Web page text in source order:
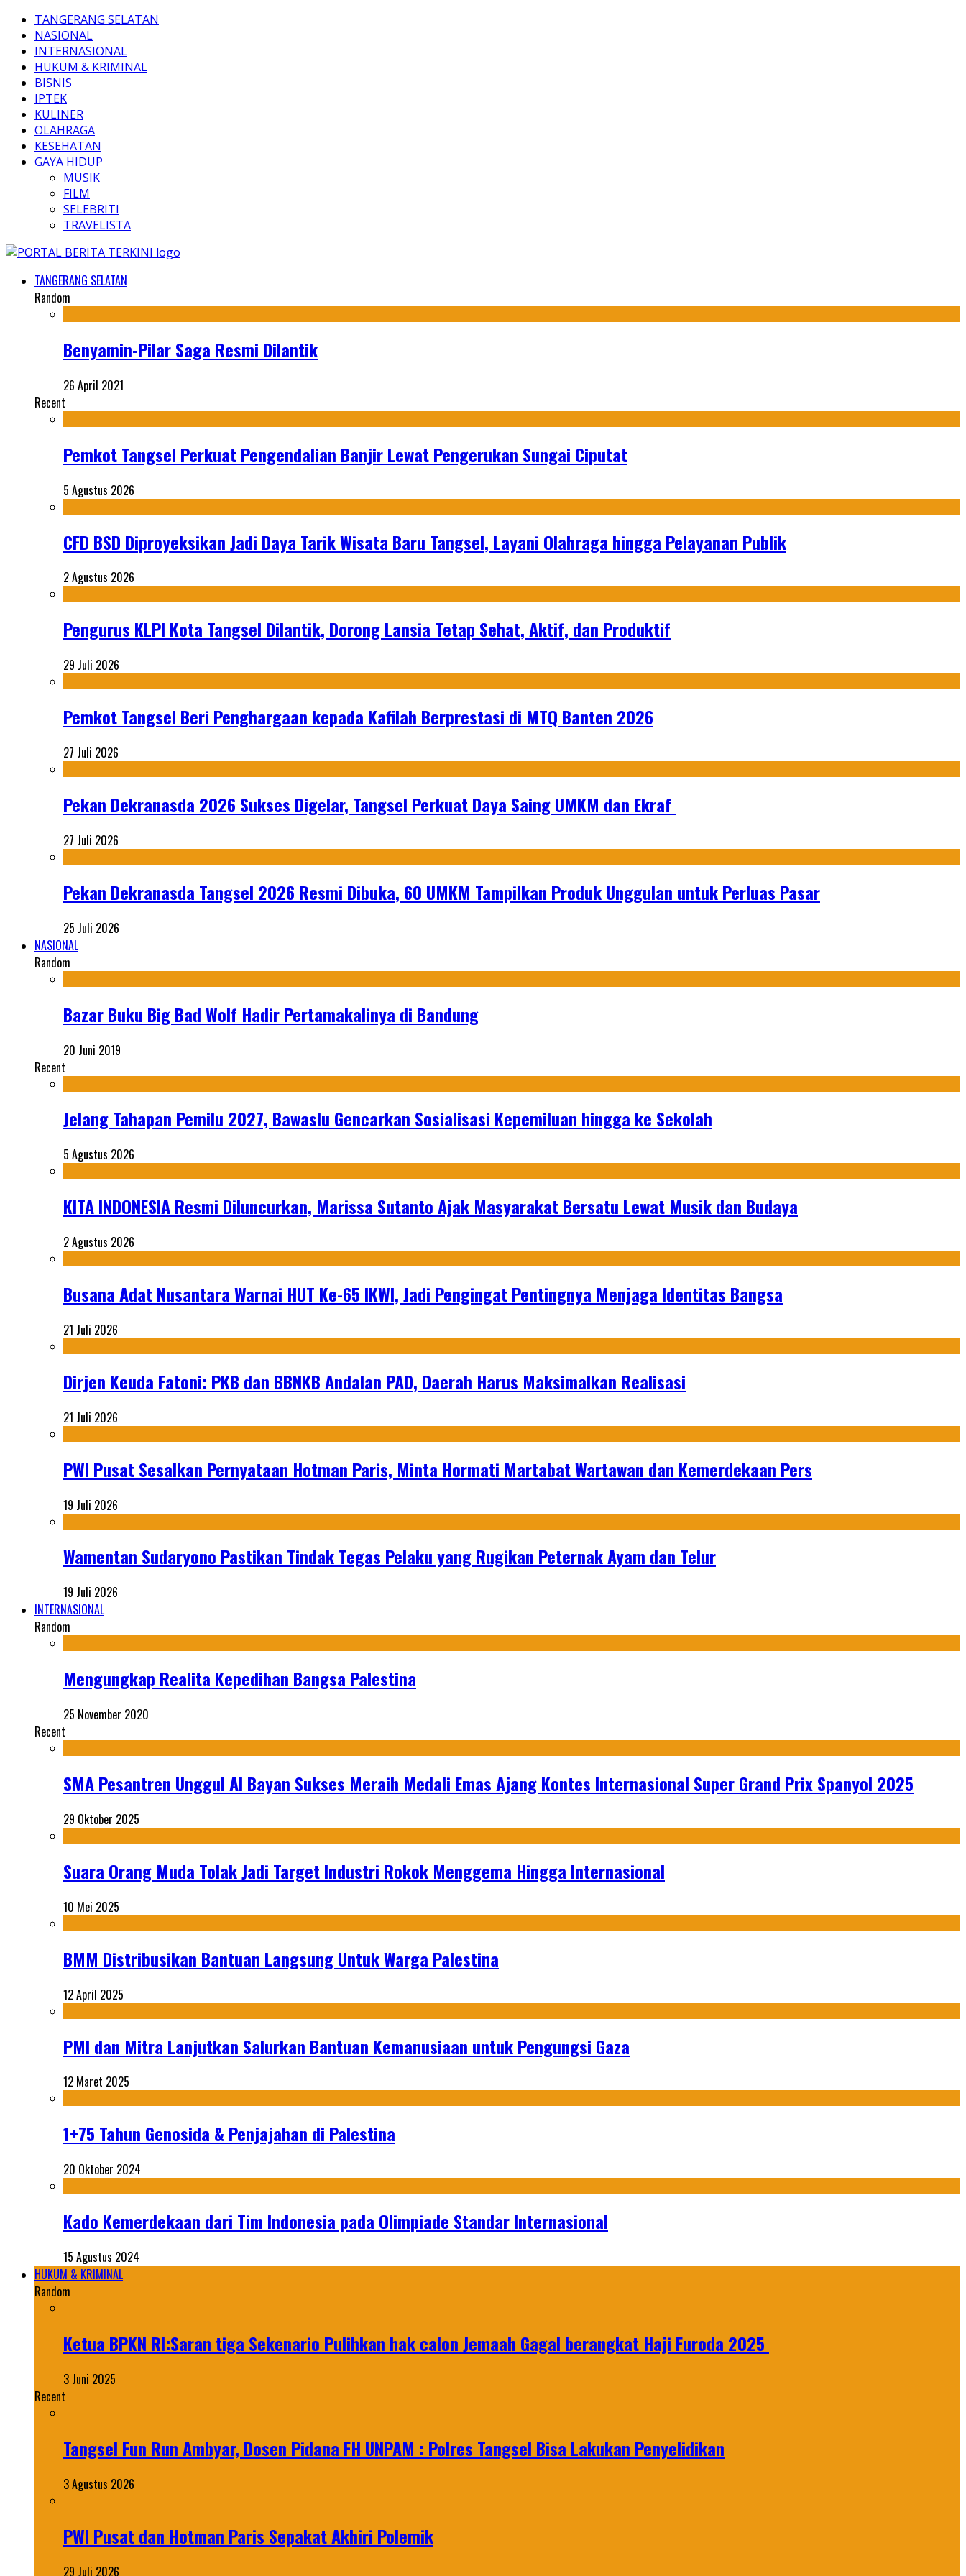
TANGERANG SELATAN
NASIONAL
INTERNASIONAL
HUKUM & KRIMINAL
BISNIS
IPTEK
KULINER
OLAHRAGA
KESEHATAN
GAYA HIDUP
MUSIK
FILM
SELEBRITI
TRAVELISTA
TANGERANG SELATAN
Random
Benyamin-Pilar Saga Resmi Dilantik
26 April 2021
Recent
Pemkot Tangsel Perkuat Pengendalian Banjir Lewat Pengerukan Sungai Ciputat
5 Agustus 2026
CFD BSD Diproyeksikan Jadi Daya Tarik Wisata Baru Tangsel, Layani Olahraga hingga Pelayanan Publik
2 Agustus 2026
Pengurus KLPI Kota Tangsel Dilantik, Dorong Lansia Tetap Sehat, Aktif, dan Produktif
29 Juli 2026
Pemkot Tangsel Beri Penghargaan kepada Kafilah Berprestasi di MTQ Banten 2026
27 Juli 2026
Pekan Dekranasda 2026 Sukses Digelar, Tangsel Perkuat Daya Saing UMKM dan Ekraf
27 Juli 2026
Pekan Dekranasda Tangsel 2026 Resmi Dibuka, 60 UMKM Tampilkan Produk Unggulan untuk Perluas Pasar
25 Juli 2026
NASIONAL
Random
Bazar Buku Big Bad Wolf Hadir Pertamakalinya di Bandung
20 Juni 2019
Recent
Jelang Tahapan Pemilu 2027, Bawaslu Gencarkan Sosialisasi Kepemiluan hingga ke Sekolah
5 Agustus 2026
KITA INDONESIA Resmi Diluncurkan, Marissa Sutanto Ajak Masyarakat Bersatu Lewat Musik dan Budaya
2 Agustus 2026
Busana Adat Nusantara Warnai HUT Ke-65 IKWI, Jadi Pengingat Pentingnya Menjaga Identitas Bangsa
21 Juli 2026
Dirjen Keuda Fatoni: PKB dan BBNKB Andalan PAD, Daerah Harus Maksimalkan Realisasi
21 Juli 2026
PWI Pusat Sesalkan Pernyataan Hotman Paris, Minta Hormati Martabat Wartawan dan Kemerdekaan Pers
19 Juli 2026
Wamentan Sudaryono Pastikan Tindak Tegas Pelaku yang Rugikan Peternak Ayam dan Telur
19 Juli 2026
INTERNASIONAL
Random
Mengungkap Realita Kepedihan Bangsa Palestina
25 November 2020
Recent
SMA Pesantren Unggul Al Bayan Sukses Meraih Medali Emas Ajang Kontes Internasional Super Grand Prix Spanyol 2025
29 Oktober 2025
Suara Orang Muda Tolak Jadi Target Industri Rokok Menggema Hingga Internasional
10 Mei 2025
BMM Distribusikan Bantuan Langsung Untuk Warga Palestina
12 April 2025
PMI dan Mitra Lanjutkan Salurkan Bantuan Kemanusiaan untuk Pengungsi Gaza
12 Maret 2025
1+75 Tahun Genosida & Penjajahan di Palestina
20 Oktober 2024
Kado Kemerdekaan dari Tim Indonesia pada Olimpiade Standar Internasional
15 Agustus 2024
HUKUM & KRIMINAL
Random
Ketua BPKN RI:Saran tiga Sekenario Pulihkan hak calon Jemaah Gagal berangkat Haji Furoda 2025
3 Juni 2025
Recent
Tangsel Fun Run Ambyar, Dosen Pidana FH UNPAM : Polres Tangsel Bisa Lakukan Penyelidikan
3 Agustus 2026
PWI Pusat dan Hotman Paris Sepakat Akhiri Polemik
29 Juli 2026